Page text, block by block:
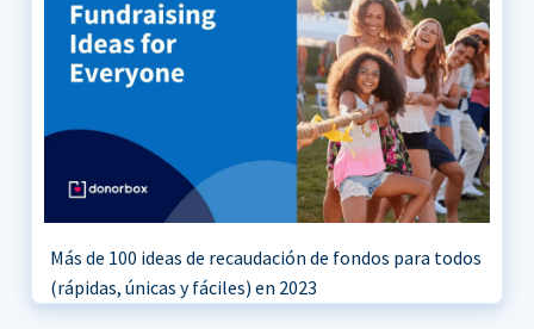
Más de 100 ideas de recaudación de fondos para todos
(rápidas, únicas y fáciles) en 2023